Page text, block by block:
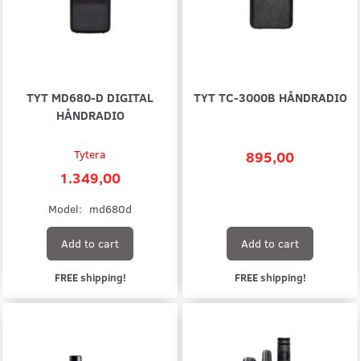
TYT MD680-D DIGITAL
HÅNDRADIO
Tytera
1.349,00
Model: md680d
Add to cart
FREE shipping!
TYT TC-3000B HÅNDRADIO
895,00
Add to cart
FREE shipping!